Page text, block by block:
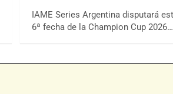
IAME Series Argentina disputará
6ª fecha de la Champion Cup 2026…